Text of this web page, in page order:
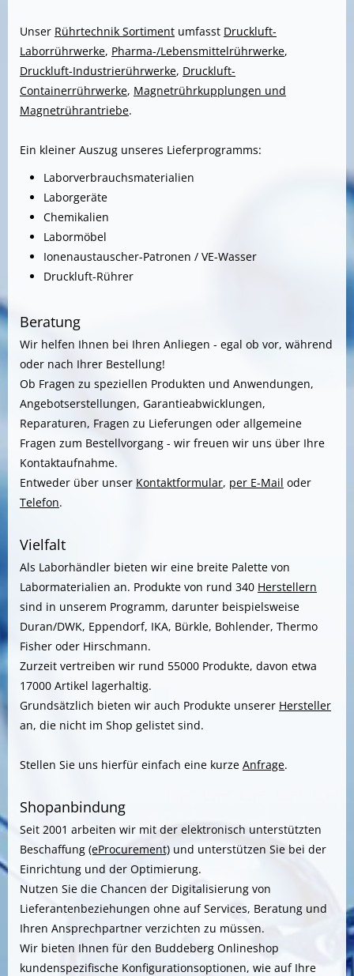
Unser Rührtechnik Sortiment umfasst Druckluft-
Laborrührwerke, Pharma-/Lebensmittelrührwerke,
Druckluft-Industrierührwerke, Druckluft-
Containerrührwerke, Magnetrührkupplungen und
Magnetrührantriebe.
Ein kleiner Auszug unseres Lieferprogramms:
Laborverbrauchsmaterialien
Laborgeräte
Chemikalien
Labormöbel
Ionenaustauscher-Patronen / VE-Wasser
Druckluft-Rührer
Beratung
Wir helfen Ihnen bei Ihren Anliegen - egal ob vor, während
oder nach Ihrer Bestellung!
Ob Fragen zu speziellen Produkten und Anwendungen,
Angebotserstellungen, Garantieabwicklungen,
Reparaturen, Fragen zu Lieferungen oder allgemeine
Fragen zum Bestellvorgang - wir freuen wir uns über Ihre
Kontaktaufnahme.
Entweder über unser Kontaktformular, per E-Mail oder
Telefon.
Vielfalt
Als Laborhändler bieten wir eine breite Palette von
Labormaterialien an. Produkte von rund 340 Herstellern
sind in unserem Programm, darunter beispielsweise
Duran/DWK, Eppendorf, IKA, Bürkle, Bohlender, Thermo
Fisher oder Hirschmann.
Zurzeit vertreiben wir rund 55000 Produkte, davon etwa
17000 Artikel lagerhaltig.
Grundsätzlich bieten wir auch Produkte unserer Hersteller
an, die nicht im Shop gelistet sind.
Stellen Sie uns hierfür einfach eine kurze Anfrage.
Shopanbindung
Seit 2001 arbeiten wir mit der elektronisch unterstützten
Beschaffung (eProcurement) und unterstützen Sie bei der
Einrichtung und der Optimierung.
Nutzen Sie die Chancen der Digitalisierung von
Lieferantenbeziehungen ohne auf Services, Beratung und
Ihren Ansprechpartner verzichten zu müssen.
Wir bieten Ihnen für den Buddeberg Onlineshop
kundenspezifische Konfigurationsoptionen, wie auf Ihre